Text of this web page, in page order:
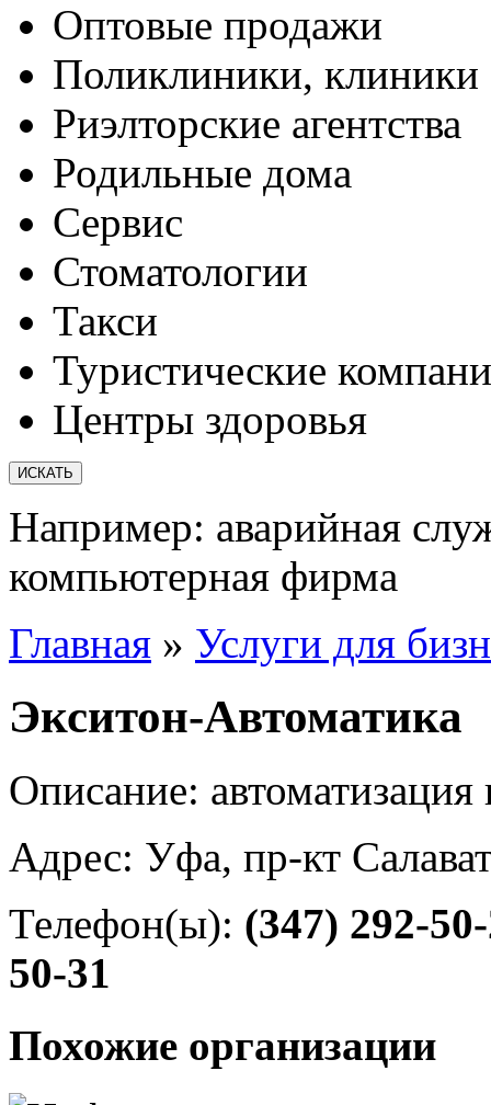
Оптовые продажи
Поликлиники, клиники
Риэлторские агентства
Родильные дома
Сервис
Стоматологии
Такси
Туристические
Центры здоровья
Например: аварийная
компьютерная фирма
Главная » Услуги для
Экситон-Автоматика
Описание:
Адрес: Уфа, пр-кт
Телефон(ы): (347) 292-
50-31
Похожие организации